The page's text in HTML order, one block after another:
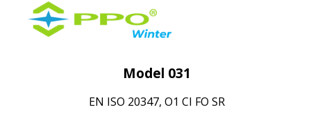
Model 031
EN ISO 20347, O1 CI FO SR